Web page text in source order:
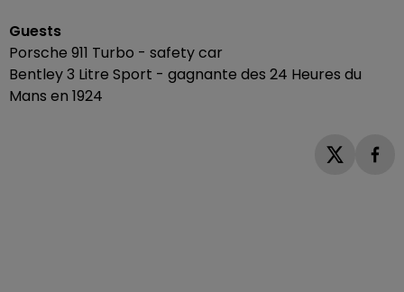
Guests
Porsche 911 Turbo - safety car
Bentley 3 Litre Sport - gagnante des 24 Heures du
Mans en 1924